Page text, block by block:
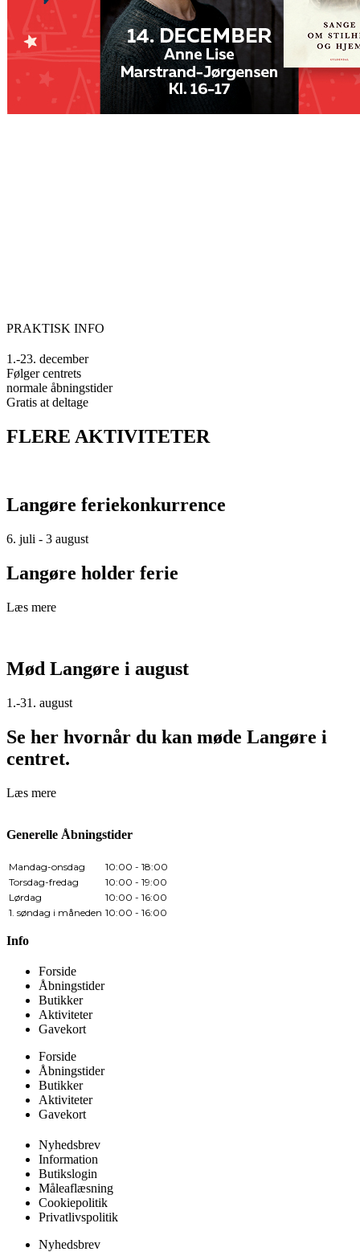
PRAKTISK INFO
1.-23. december
Følger centrets
normale åbningstider
Gratis at deltage
FLERE AKTIVITETER
Langøre feriekonkurrence
6. juli - 3 august
Langøre holder ferie
Læs mere
Mød Langøre i august
1.-31. august
Se her hvornår du kan møde Langøre i
centret.
Læs mere
Generelle Åbningstider
Mandag-onsdag
10:00 - 18:00
Torsdag-fredag
10:00 - 19:00
Lørdag
10:00 - 16:00
1. søndag i måneden 10:00 - 16:00
Info
Forside
Åbningstider
Butikker
Aktiviteter
Gavekort
Forside
Åbningstider
Butikker
Aktiviteter
Gavekort
Nyhedsbrev
Information
Butikslogin
Måleaflæsning
Cookiepolitik
Privatlivspolitik
Nyhedsbrev